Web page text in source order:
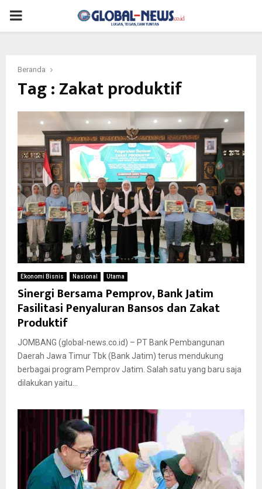
PRIMARY
Beranda
Tag : Zakat produktif
Ekonomi Bisnis Nasional Utama
Sinergi Bersama Pemprov, Bank Jatim
Fasilitasi Penyaluran Bansos dan Zakat
Produktif
JOMBANG (global-news.co.id) – PT Bank Pembangunan
Daerah Jawa Timur Tbk (Bank Jatim) terus mendukung
berbagai program Pemprov Jatim. Salah satu yang baru saja
dilakukan yaitu...